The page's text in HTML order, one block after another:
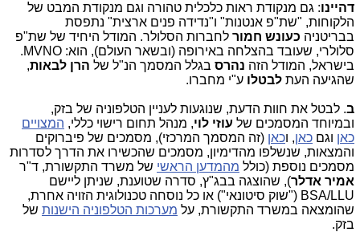
דהיינו: גם מנקודת ראות כלכלית טהורה וגם מנקודת המבט של
הלקוחות, "שת"פ אנטנות" ו"נדידה פנים ארצית" נתפסת
בבריטניה כעונש חמור לחברות הסלולר. המודל היחיד של שת"פ
סלולרי, שעובד בהצלחה באירופה (ובשאר העולם), הוא: MVNO.
בישראל, המודל הזה נהרס בגלל המסמך הנ"ל של הרן לבאות,
שהגיעה העת לבטלו ע"י מחברו.
ב. לבטל את חוות הדעת, שנוגעות לעניין הטלפוניה של בזק,
ובמיוחד המסמכים של עוזי לוי, מנהל תחום רישוי כללי, המצויים
כאן וגם כאן, וכאן (זה המסמך המרכזי), מסמכים של פיברוקים
והמצאות, שנשלפו מהדימיון, מסמכים שהכשירו את הדרך לסדרות
מסמכים נוספת (כולל מהמדען הראשי של משרד התקשורת, ד"ר
אמיר אדלר), שהוצגה בבג"ץ, סדרה שטוענת, שניתן ליישם
BSA/LLU ("שוק סיטונאי") או כל נוסחה טכנולוגית הזויה אחרת,
שהומצאה במשרד התקשורת, על מערכות הטלפוניה הישנות של
בזק.